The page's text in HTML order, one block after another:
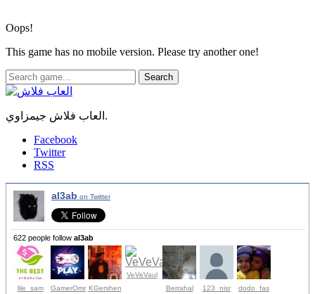
Oops!
This game has no mobile version. Please try another one!
Search
العاب فلاش جيمزاوي.
Facebook
Twitter
RSS
al3ab on Twitter
622 people follow al3ab
lile_sam GamerOmr KGershen
VeVeVaul
Berrahal
123_nisr dodo_fas